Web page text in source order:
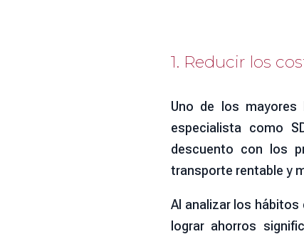
1. Reducir los
Uno de los
especialista como
descuento con los
transporte rentable y
Al analizar los
lograr ahorros